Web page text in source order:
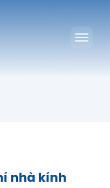
nhà kính